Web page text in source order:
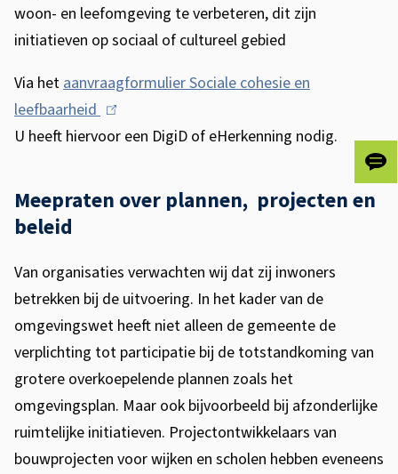
woon- en leefomgeving te verbeteren, dit zijn
initiatieven op sociaal of cultureel gebied
Via hetaanvraagformulier Sociale cohesie en
leefbaarheid
l
s
e
x
t
e
r
n
)
U heeft hiervoor een DigiD of eHerkenning nodig.
Meepraten over plannen, projecten en
beleid
Van organisaties verwachten wij dat zij inwoners
betrekken bij de uitvoering. In het kader van de
omgevingswet heeft niet alleen de gemeente de
verplichting tot participatie bij de totstandkoming van
grotere overkoepelende plannen zoals het
omgevingsplan. Maar ook bijvoorbeeld bij afzonderlijke
ruimtelijke initiatieven. Projectontwikkelaars van
bouwprojecten voor wijken en scholen hebben eveneens